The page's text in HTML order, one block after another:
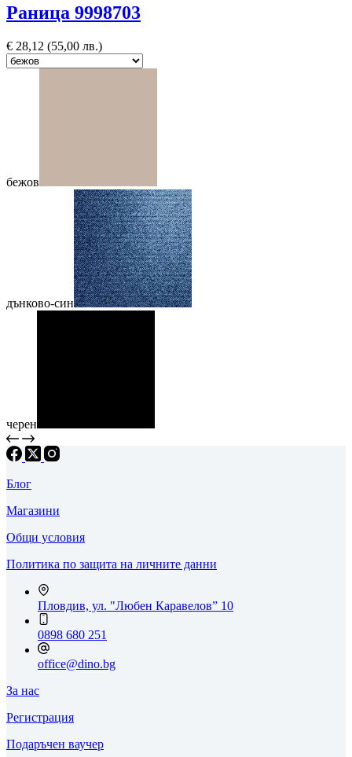
Раница 9998703
€ 28,12 (55,00 лв.)
бежов
дънково-син
черен
Блог
Магазини
Общи условия
Политика по защита на личните данни
Пловдив, ул. "Любен Каравелов” 10
0898 680 251
office@dino.bg
За нас
Регистрация
Подаръчен ваучер